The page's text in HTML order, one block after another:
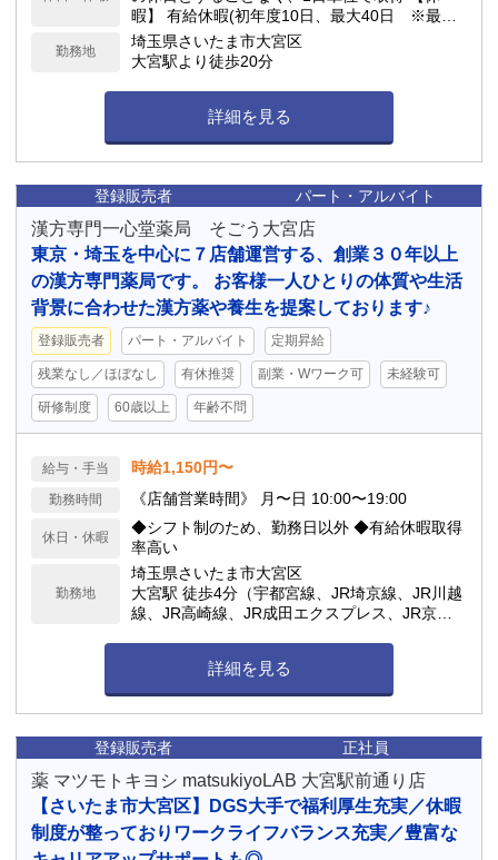
暇】 有給休暇(初年度10日、最大40日 ※最低5
日間の有給休暇取得を義務付） 連続休暇(最大7
日）、慶弔休暇、アニバーサリー(1日）、 産
前産後(産前6週産後8週)、育児(最大2年）、介
護休業 他
勤務地
埼玉県さいたま市大宮区
大宮駅より徒歩20分
詳細を見る
登録販売者 パート・アルバイト
漢方専門一心堂薬局 そごう大宮店
東京・埼玉を中心に７店舗運営する、創業３０年以上
の漢方専門薬局です。 お客様一人ひとりの体質や生活
背景に合わせた漢方薬や養生を提案しております♪
登録販売者 パート・アルバイト 定期昇給
残業なし／ほぼなし 有休推奨 副業・Wワーク可 未経験可
研修制度 60歳以上 年齢不問
給与・手当 時給1,150円〜
勤務時間 《店舗営業時間》 月〜日 10:00〜19:00
休日・休暇
◆シフト制のため、勤務日以外 ◆有給休暇取得
率高い
勤務地
埼玉県さいたま市大宮区
大宮駅 徒歩4分（宇都宮線、JR埼京線、JR川越
線、JR高崎線、JR成田エクスプレス、JR京浜
（東武野田線））
詳細を見る
登録販売者 正社員
薬 マツモトキヨシ matsukiyoLAB 大宮駅前通り店
【さいたま市大宮区】DGS大手で福利厚生充実／休暇
制度が整っておりワークライフバランス充実／豊富な